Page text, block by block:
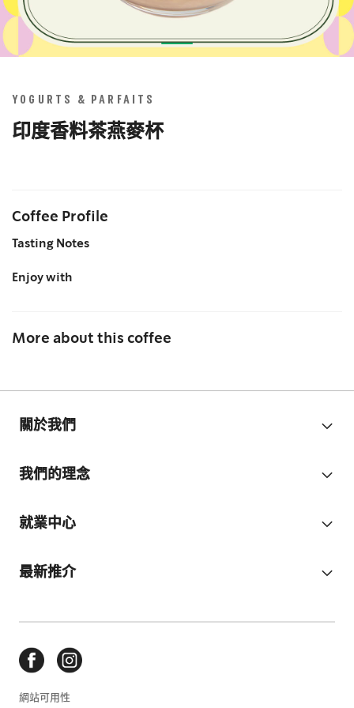
theYOGURTS & PARFAITS
印度香料茶燕麥杯
Coffee Profile
Tasting Notes
Enjoy with
More about this coffee
關於我們
我們的理念
就業中心
最新推介
網站可用性